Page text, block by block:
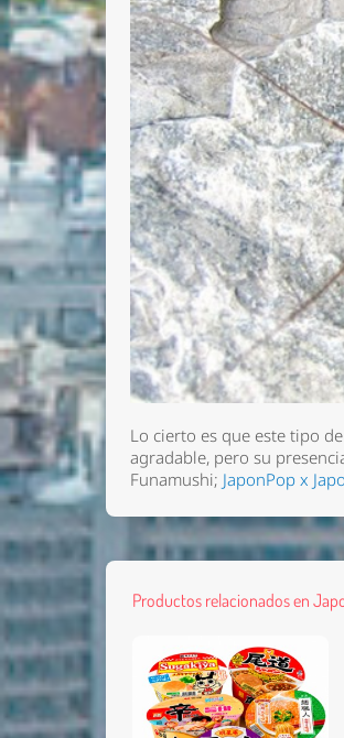
Lo cierto es que este tipo
agradable, pero su
Funamushi; JaponPop x
Productos relacionados en